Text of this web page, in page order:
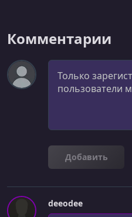
039 How Instagram Designs
040 How Phantom Made
Комментарии
Комментарий
Добавить
deeodee